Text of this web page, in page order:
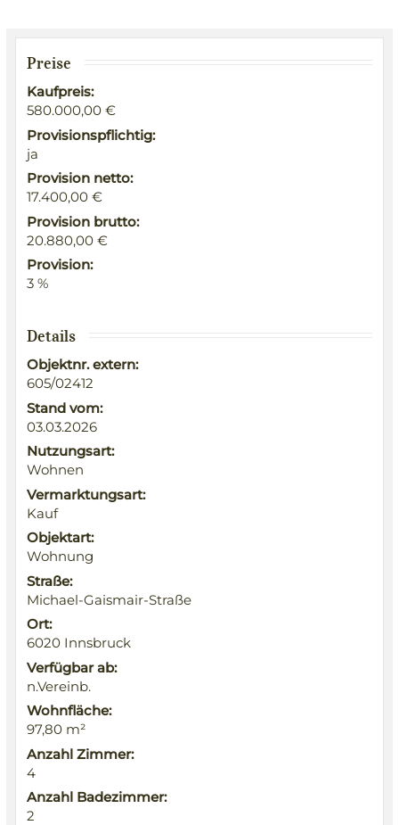
Preise
Kaufpreis:
580.000,00 €
Provisionspflichtig:
ja
Provision netto:
17.400,00 €
Provision brutto:
20.880,00 €
Provision:
3 %
Details
Objektnr. extern:
605/02412
Stand vom:
03.03.2026
Nutzungsart:
Wohnen
Vermarktungsart:
Kauf
Objektart:
Wohnung
Straße:
Michael-Gaismair-Straße
Ort:
6020 Innsbruck
Verfügbar ab:
n.Vereinb.
Wohnfläche:
97,80 m²
Anzahl Zimmer:
4
Anzahl Badezimmer:
2